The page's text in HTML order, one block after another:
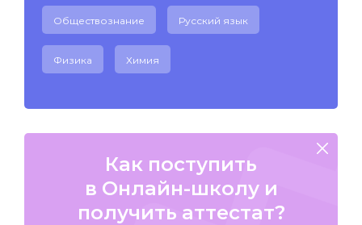
Обществознание Русский язык
Физика Химия
Как поступить
в Онлайн-школу и
получить аттестат?